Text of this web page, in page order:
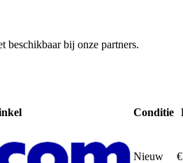
beschikbaar bij onze partners.
Conditie
Nieuw